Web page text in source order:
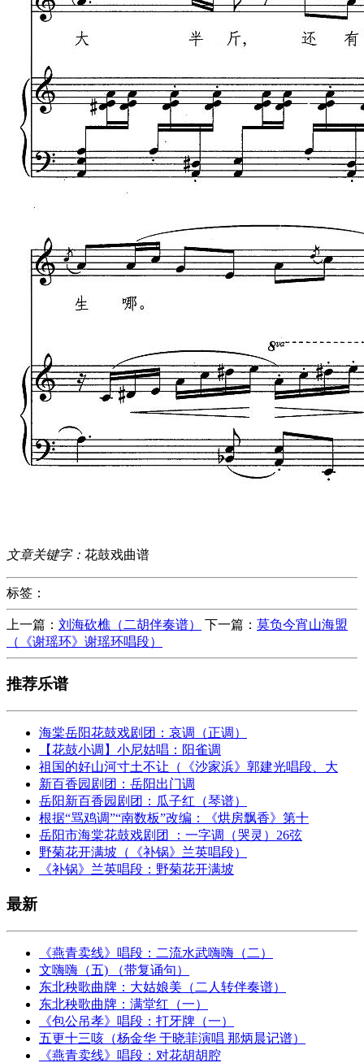
文章关键字： 花鼓戏曲谱
标签：
上一篇： 刘海砍樵（二胡伴奏谱） 下一篇： 莫负今宵山海盟
（《谢瑶环》谢瑶环唱段）
推荐乐谱
海棠岳阳花鼓戏剧团：哀调（正调）
【花鼓小调】小尼姑唱：阳雀调
祖国的好山河寸土不让（《沙家浜》郭建光唱段、大
新百香园剧团：岳阳出门调
岳阳新百香园剧团：瓜子红（琴谱）
根据“骂鸡调”“南数板”改编：《烘房飘香》第十
岳阳市海棠花鼓戏剧团 ：一字调（哭灵）26弦
野菊花开满坡（《补锅》兰英唱段）
《补锅》兰英唱段：野菊花开满坡
最新
《燕青卖线》唱段：二流水武嗨嗨（二）
文嗨嗨（五) （带复诵句）
东北秧歌曲牌：大姑娘美（二人转伴奏谱）
东北秧歌曲牌：满堂红（一）
《包公吊孝》唱段：打牙牌（一）
五更十三咳（杨金华 于晓菲演唱 那炳晨记谱）
《燕青卖线》唱段：对花胡胡腔